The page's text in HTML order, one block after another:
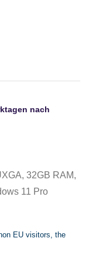
nach
32GB RAM,
11 Pro
EU visitors, the